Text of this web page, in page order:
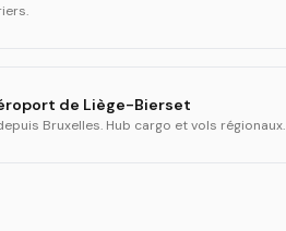
de Liège-Bierset
Bruxelles. Hub cargo et vols régionaux.